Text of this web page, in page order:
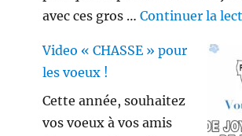
avec ces gros …Continuer la
Video « CHASSE » pour
les voeux !
Cette année, souhaitez
vos voeux à vos amis